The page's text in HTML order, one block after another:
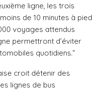
ligne, les trois
de 10 minutes à pied
voyages attendus
permettront d’éviter
quotidiens.”
croit détenir des
lignes de bus